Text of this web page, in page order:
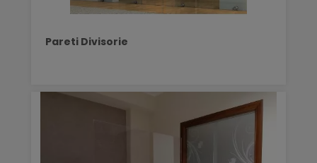
Pareti Divisorie